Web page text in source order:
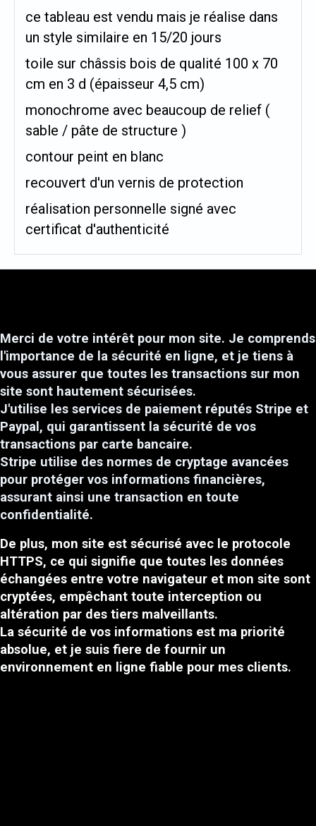
ce tableau est vendu mais je réalise dans
un style similaire en 15/20 jours
toile sur châssis bois de qualité 100 x 70
cm en 3 d (épaisseur 4,5 cm)
monochrome avec beaucoup de relief (
sable / pâte de structure )
contour peint en blanc
recouvert d'un vernis de protection
réalisation personnelle signé avec
certificat d'authenticité
Merci de votre intérêt pour mon site. Je comprends
l'importance de la sécurité en ligne, et je tiens à
vous assurer que toutes les transactions sur mon
site sont hautement sécurisées.
J'utilise les services de paiement réputés Stripe et
Paypal, qui garantissent la sécurité de vos
transactions par carte bancaire.
Stripe utilise des normes de cryptage avancées
pour protéger vos informations financières,
assurant ainsi une transaction en toute
confidentialité.
De plus, mon site est sécurisé avec le protocole
HTTPS, ce qui signifie que toutes les données
échangées entre votre navigateur et mon site sont
cryptées, empêchant toute interception ou
altération par des tiers malveillants.
La sécurité de vos informations est ma priorité
absolue, et je suis fiere de fournir un
environnement en ligne fiable pour mes clients.